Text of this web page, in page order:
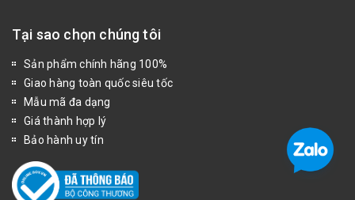
Tại sao chọn chúng tôi
Sản phẩm chính hãng 100%
Giao hàng toàn quốc siêu tốc
Mẫu mã đa dạng
Giá thành hợp lý
Bảo hành uy tín